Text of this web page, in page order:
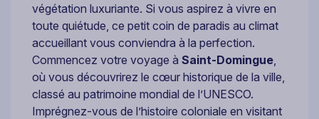
végétation luxuriante. Si vous aspirez à vivre en
toute quiétude, ce petit coin de paradis au climat
accueillant vous conviendra à la perfection.
Commencez votre voyage à Saint-Domingue
où vous découvrirez le cœur historique de la ville,
classé au patrimoine mondial de l’UNESCO.
Imprégnez-vous de l’histoire coloniale en visitant